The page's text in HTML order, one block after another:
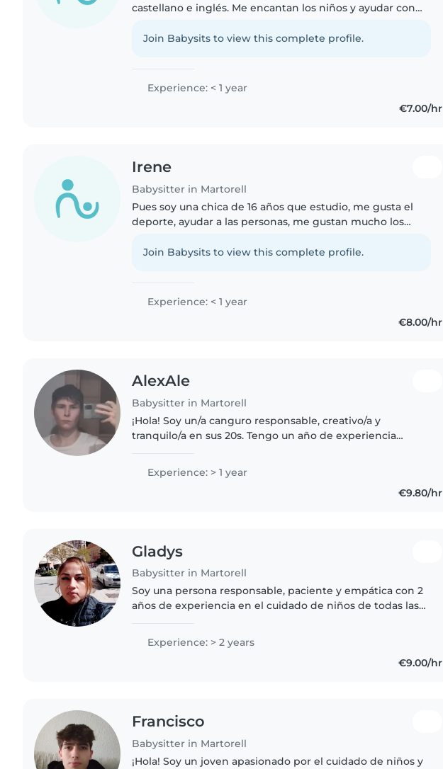
castellano e inglés. Me encantan los niños y ayudar con
experiencia con preescolares..
Join Babysits to view this complete profile.
Experience: < 1 year
€7.00/hr
Irene
Babysitter in Martorell
Pues soy una chica de 16 años que estudio, me gusta el
deporte, ayudar a las personas, me gustan mucho los
segura. Cuando era más..
Join Babysits to view this complete profile.
Experience: < 1 year
€8.00/hr
AlexAle
Babysitter in Martorell
¡Hola! Soy un/a canguro responsable, creativo/a y
tranquilo/a en sus 20s. Tengo un año de experiencia
Experience: > 1 year
€9.80/hr
Gladys
Babysitter in Martorell
Soy una persona responsable, paciente y empática con 2
años de experiencia en el cuidado de niños de todas las
especiales, como..
Experience: > 2 years
€9.00/hr
Francisco
Babysitter in Martorell
¡Hola! Soy un joven apasionado por el cuidado de niños y